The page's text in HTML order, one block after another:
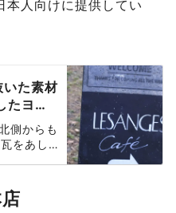
本人向けに提供してい
いた素材
たヨー
鎌倉
側からも
をあし
沢なケ
。